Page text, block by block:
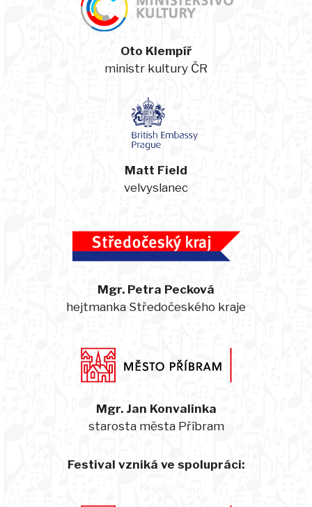
Oto Klempíř
ministr kultury ČR
Matt Field
velvyslanec
Mgr. Petra Pecková
hejtmanka Středočeského kraje
Mgr. Jan Konvalinka
starosta města Příbram
Festival vzniká ve spolupráci: